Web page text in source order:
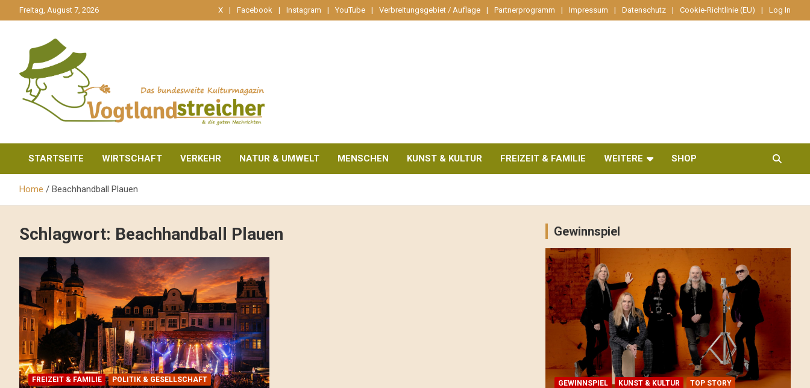
zum
Freitag, August 7, 2026 X Facebook Instagram YouTube Verbreitungsgebiet / Auflage Partnerprogramm Impressum Datenschutz Cookie-Richtlinie (EU) Log In
Vogtlandstreicher
STARTSEITE WIRTSCHAFT VERKEHR NATUR & UMWELT MENSCHEN KUNST & KULTUR FREIZEIT & FAMILIE WEITERE SHOP
Home Beachhandball Plauen
Schlagwort: Beachhandball Plauen
FREIZEIT & FAMILIE
POLITIK & GESELLSCHAFT
Gewinnspiel
GEWINNSPIEL KUNST & KULTUR TOP STORY